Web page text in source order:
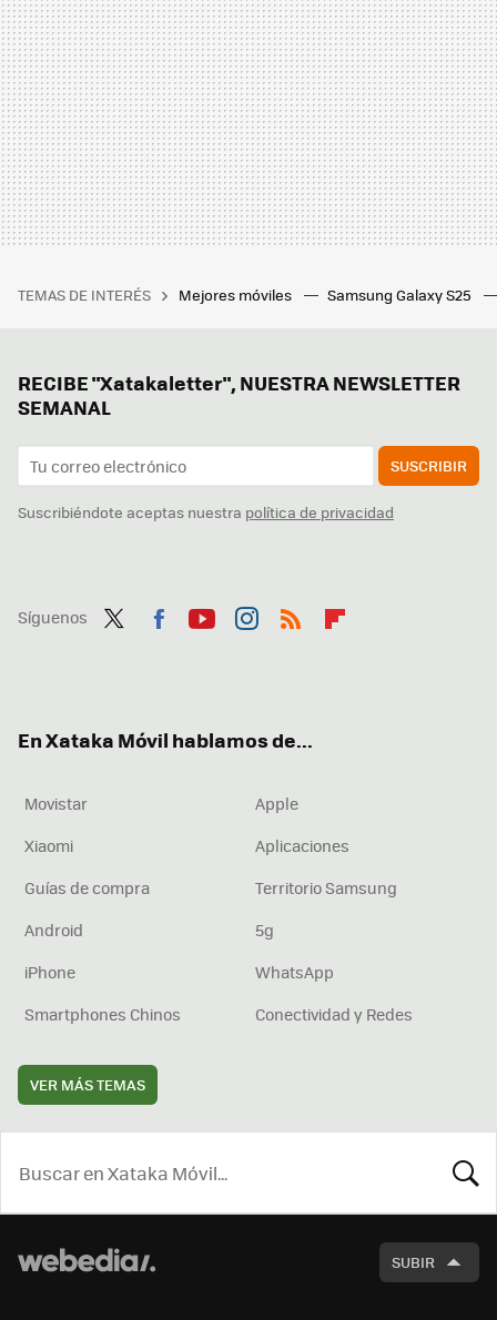
TEMAS DE INTERÉS Mejores móviles Samsung Galaxy S25
RECIBE "Xatakaletter", NUESTRA NEWSLETTER
SEMANAL
SUSCRIBIR
Suscribiéndote aceptas nuestra política de privacidad
Síguenos
En Xataka Móvil hablamos de...
Movistar
Apple
Xiaomi
Aplicaciones
Guías de compra
Territorio Samsung
Android
5g
iPhone
WhatsApp
Smartphones Chinos
Conectividad y Redes
VER MÁS TEMAS
SUBIR